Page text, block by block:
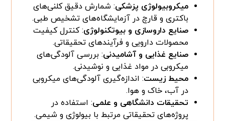
میکروبیولوژی پزشکی: شمارش دقیق کلنی‌های
باکتری و قارچ در آزمایشگاه‌های تشخیص طبی.
صنایع داروسازی و بیوتکنولوژی: کنترل کیفیت
محصولات دارویی و فرآیندهای تحقیقاتی.
صنایع غذایی و آشامیدنی: بررسی آلودگی‌های
میکروبی در مواد غذایی و نوشیدنی.
محیط زیست: اندازه‌گیری آلودگی‌های میکروبی
در آب، خاک و هوا.
تحقیقات دانشگاهی و علمی: استفاده در
پروژه‌های تحقیقاتی مرتبط با بیولوژی و شیمی.